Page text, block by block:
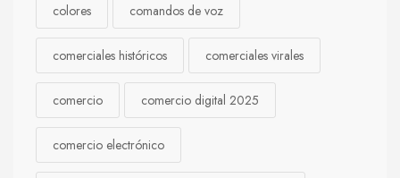
colores comandos de voz
comerciales históricos comerciales virales
comercio comercio digital 2025
comercio electrónico